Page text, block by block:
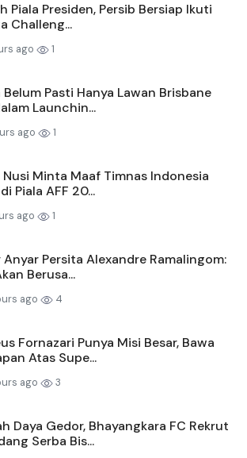
Piala Presiden, Persib Bersiap Ikuti
Challeng...
ago 1
Belum Pasti Hanya Lawan Brisbane
Launchin...
ago 1
Minta Maaf Timnas Indonesia
Piala AFF 20...
ago 1
Anyar Persita Alexandre Ramalingom:
Berusa...
ago 4
Fornazari Punya Misi Besar, Bawa
Atas Supe...
ago 3
Daya Gedor, Bhayangkara FC Rekrut
Serba Bis...